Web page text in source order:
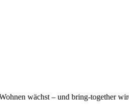
wächst – und bring-together